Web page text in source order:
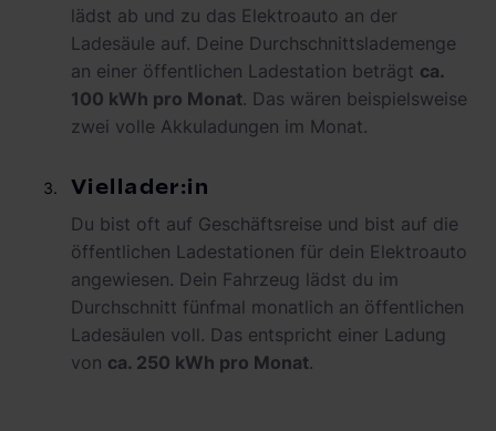
lädst ab und zu das Elektroauto an der
Ladesäule auf. Deine Durchschnittslademenge
an einer öffentlichen Ladestation beträgt ca.
100 kWh pro Monat. Das wären beispielsweise
zwei volle Akkuladungen im Monat.
Viellader:in
Du bist oft auf Geschäftsreise und bist auf die
öffentlichen Ladestationen für dein Elektroauto
angewiesen. Dein Fahrzeug lädst du im
Durchschnitt fünfmal monatlich an öffentlichen
Ladesäulen voll. Das entspricht einer Ladung
von ca. 250 kWh pro Monat.